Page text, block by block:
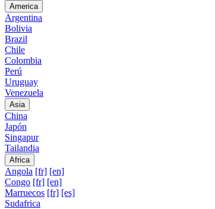
America
Argentina
Bolivia
Brazil
Chile
Colombia
Perú
Uruguay
Venezuela
Asia
China
Japón
Singapur
Tailandia
Africa
Angola [fr] [en]
Congo [fr] [en]
Marruecos [fr] [es]
Sudafrica